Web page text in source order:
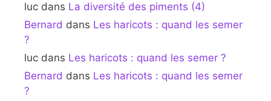
luc dans La diversité des piments (4)
Bernard dans Les haricots : quand les semer
?
luc dans Les haricots : quand les semer ?
Bernard dans Les haricots : quand les semer
?